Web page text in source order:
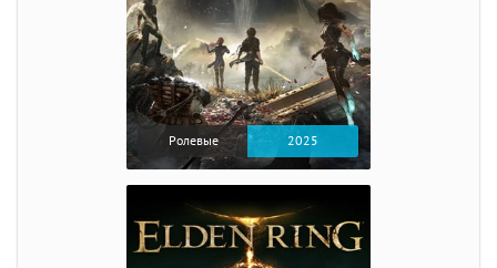
Ролевые 2025